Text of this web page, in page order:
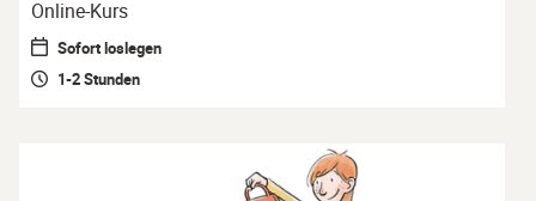
Online-Kurs
Sofort loslegen
1-2 Stunden